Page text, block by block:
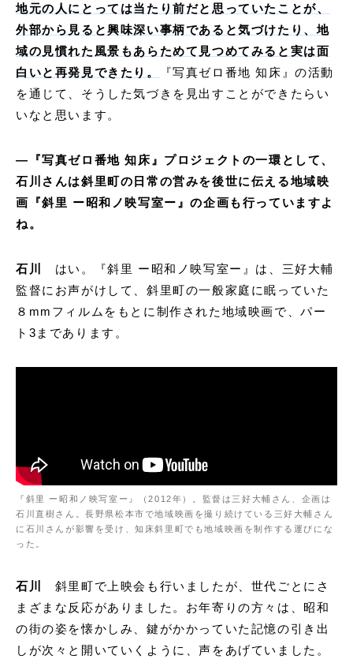
地元の人にとっては当たり前だと思っていたことが、
外部から見ると興味深い事柄であると気づけたり、地
域の見慣れた風景もあらためて見つめてみると実は面
白いと再発見できたり。
『写真ゼロ番地 知床』の活動
を通じて、そうした気づきを見出すことができたらい
いなと思います。
―『写真ゼロ番地 知床』プロジェクトの一環として、
石川さんは斜里町の日常の営みを後世に伝える地域映
画『斜里 ー昭和ノ映写室ー』の企画も行っていますよ
ね。
石川
はい。『斜里 ー昭和ノ映写室ー』は、三好大輔
監督にお声がけして、斜里町の一般家庭に眠っていた
８mmフィルムをもとに制作された地域映画で、パー
ト3まであります。
『斜里 ー昭和ノ映写室ー』（2012年）。監督は三好大輔さん、企画は
石川直樹さん。長野県松本市で地域映画を撮り続けている三好大輔さん
に石川さんが影響を受け、知床斜里町でも地域映画を制作する運びにな
った。
石川
斜里町で上映会も行いましたが、世代ごとにさ
まざまな反応がありました。お年寄りの方々は、昭和
の街の姿を懐かしみ、鍵がかかっていた記憶の引き出
しが次々と開いていくように、声をあげていました。